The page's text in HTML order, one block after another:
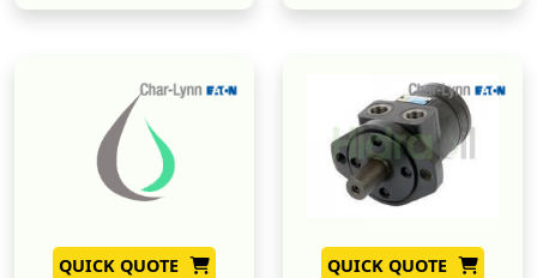
QUICK QUOTE QUICK QUOTE